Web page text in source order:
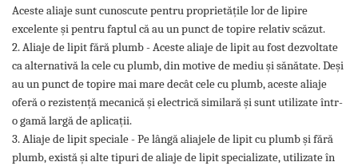
Aceste aliaje sunt cunoscute pentru proprietățile lor de lipire
excelente și pentru faptul că au un punct de topire relativ scăzut.
2. Aliaje de lipit fără plumb - Aceste aliaje de lipit au fost dezvoltate
ca alternativă la cele cu plumb, din motive de mediu și sănătate. Deși
au un punct de topire mai mare decât cele cu plumb, aceste aliaje
oferă o rezistență mecanică și electrică similară și sunt utilizate într-
o gamă largă de aplicații.
3. Aliaje de lipit speciale - Pe lângă aliajele de lipit cu plumb și fără
plumb, există și alte tipuri de aliaje de lipit specializate, utilizate în